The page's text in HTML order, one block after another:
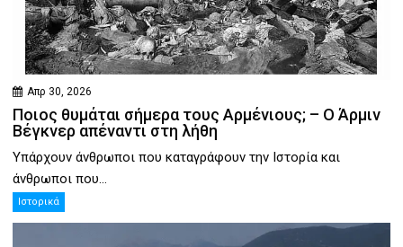
Απρ 30, 2026
Ποιος θυμάται σήμερα τους Αρμένιους; – Ο Άρμιν
Βέγκνερ απέναντι στη λήθη
Υπάρχουν άνθρωποι που καταγράφουν την Ιστορία και
άνθρωποι που...
Ιστορικά